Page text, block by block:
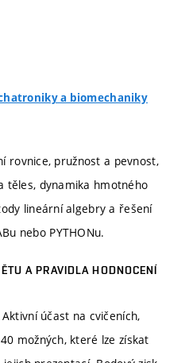
a biomechaniky
rovnice, pružnost a pevnost,
těles, dynamika hmotného
lineární algebry a řešení
nebo PYTHONu.
A PRAVIDLA HODNOCENÍ
účast na cvičeních,
možných, které lze získat